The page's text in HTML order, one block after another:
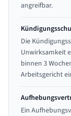
angreifbar.
Die
Unwirksamkeit
binnen 3
Arbeitsgericht
Ein